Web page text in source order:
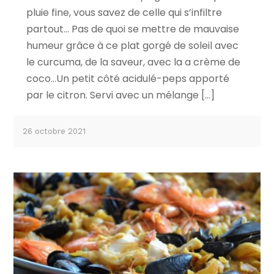
pluie fine, vous savez de celle qui s’infiltre
partout… Pas de quoi se mettre de mauvaise
humeur grâce à ce plat gorgé de soleil avec
le curcuma, de la saveur, avec la a crème de
coco…Un petit côté acidulé-peps apporté
par le citron. Servi avec un mélange […]
26 octobre 2021